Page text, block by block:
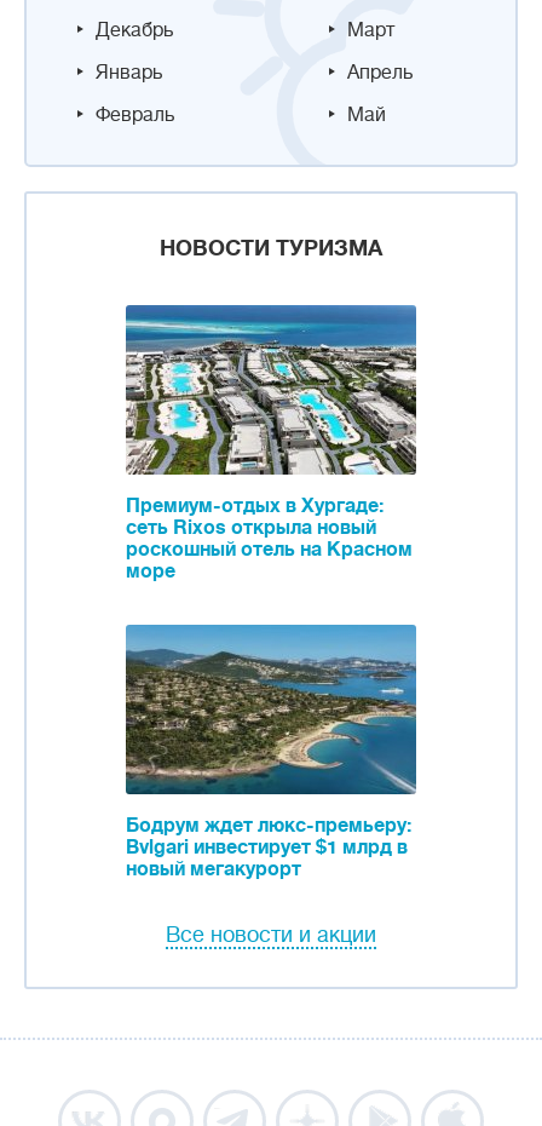
Декабрь
Январь
Февраль
Март
Апрель
Май
НОВОСТИ ТУРИЗМА
Премиум-отдых в Хургаде:
сеть Rixos открыла новый
роскошный отель на Красном
море
Бодрум ждет люкс-премьеру:
Bvlgari инвестирует $1 млрд в
новый мегакурорт
Все новости и акции